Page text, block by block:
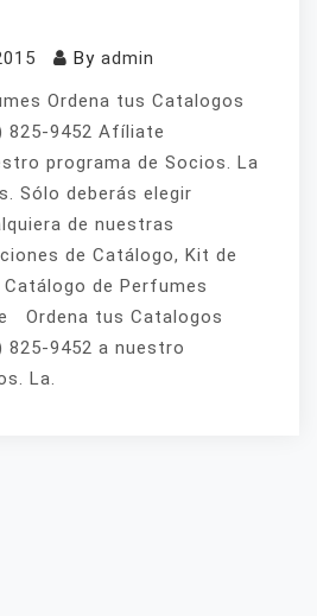
By admin
Ordena tus Catalogos
825-9452 Afíliate
programa de Socios. La
Sólo deberás elegir
de nuestras
de Catálogo, Kit de
de Perfumes
Ordena tus Catalogos
825-9452 a nuestro
La.